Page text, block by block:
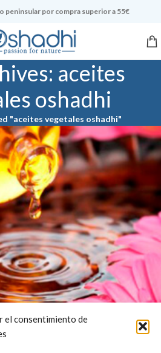
el consentimiento de
peninsular por compra superior a 55€
aceites
oshadhi
"aceites vegetales oshadhi"